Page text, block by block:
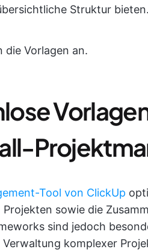
Struktur bieten.
die Vorlagen an.
Tool von ClickUp
Projekten sowie die
sind jedoch
komplexer